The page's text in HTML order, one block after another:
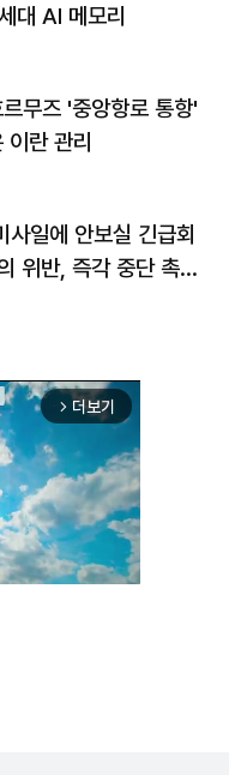
대 AI 메모리
르무즈 '중앙항로 통항'
란 관리
일에 안보실 긴급회
위반, 즉각 중단 촉
arrow_forward_ios 더보기